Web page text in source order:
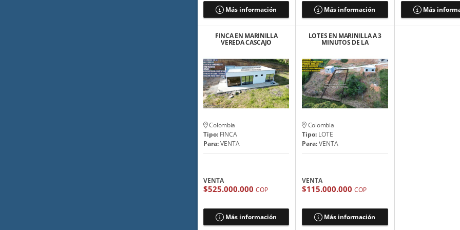
Más información Más información Más
FINCA EN MARINILLA
VEREDA CASCAJO
Colombia
Tipo: FINCA
Para:VENTA
VENTA
$525.000.000 COP
Más información
LOTES EN MARINILLA A 3
MINUTOS DE LA
Colombia
Tipo: LOTE
Para:VENTA
VENTA
$115.000.000COP
Más información